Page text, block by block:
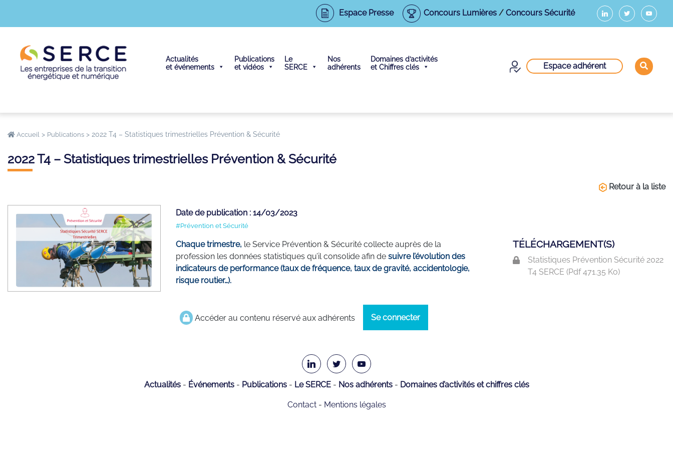
Espace Presse Concours Lumières/ Concours Sécurité
Actualités
et événements
Publications
et vidéos
Le
SERCE
Nos
adhérents
Domaines d’activités
et Chiffres clés
Espace adhérent
Accueil > Publications > 2022 T4 – Statistiques trimestrielles Prévention & Sécurité
2022 T4 – Statistiques trimestrielles Prévention & Sécurité
Retour à la liste
Date de publication : 14/03/2023
#Prévention et Sécurité
Chaque trimestre, le Service Prévention & Sécurité collecte auprès de la
profession les données statistiques qu’il consolide afin de suivre l’évolution des
indicateurs de performance (taux de fréquence, taux de gravité, accidentologie,
risque routier…).
Accéder au contenu réservé aux adhérents Se connecter
TÉLÉCHARGEMENT(S)
Statistiques Prévention Sécurité 2022
T4 SERCE (Pdf471.35 Ko)
Actualités Événements Publications Le SERCE Nos adhérents Domaines d’activités et chiffres clés
Contact Mentions légales